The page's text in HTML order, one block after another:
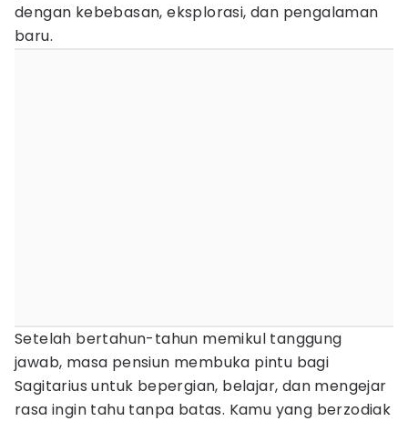
dengan kebebasan, eksplorasi, dan pengalaman
baru.
Setelah bertahun-tahun memikul tanggung
jawab, masa pensiun membuka pintu bagi
Sagitarius untuk bepergian, belajar, dan mengejar
rasa ingin tahu tanpa batas. Kamu yang berzodiak